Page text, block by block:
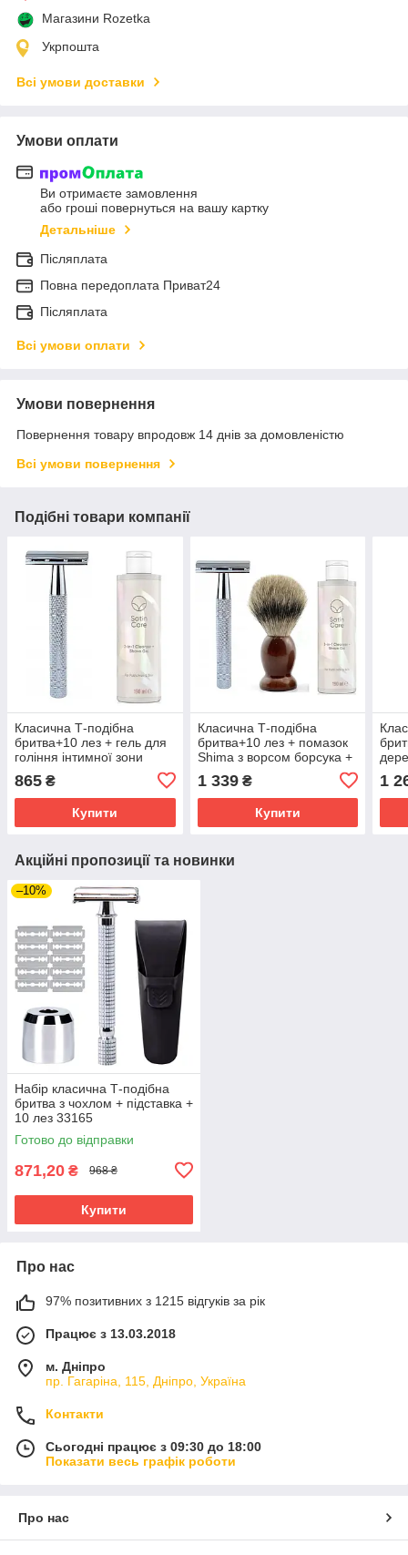
Магазини Rozetka
Укрпошта
Всі умови доставки
Умови оплати
Ви отримаєте замовлення
або гроші повернуться на вашу картку
Детальніше
Післяплата
Повна передоплата Приват24
Післяплата
Всі умови оплати
Умови повернення
Повернення товару впродовж 14 днів за домовленістю
Всі умови повернення
Подібні товари компанії
Класична Т-подібна
бритва+10 лез + гель для
гоління інтимної зони
Gillette Venus Satin Care 2-
в-1 та очищення шкіри
865 ₴
Купити
Класична Т-подібна
бритва+10 лез + помазок
Shima з ворсом борсука +
гель для гоління інтимної
зони Gillette Venus Satin
Care 2-в-1
1 339₴
Купити
1
Акційні пропозиції та новинки
–10%
Набір класична Т-подібна
бритва з чохлом + підставка +
10 лез 33165
Готово до відправки
871,20 ₴ 968 ₴
Купити
Про нас
97% позитивних з 1215 відгуків за рік
Працює з 13.03.2018
м. Дніпро
пр. Гагаріна, 115, Дніпро, Україна
Контакти
Сьогодні працює з 09:30 до 18:00
Показати весь графік роботи
Про нас